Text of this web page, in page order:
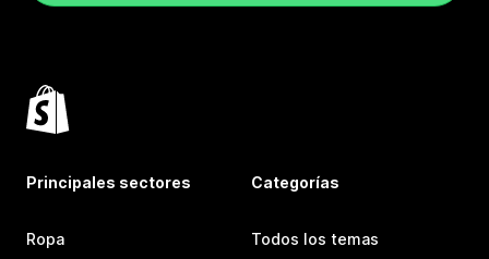
Principales sectores
Ropa
Categorías
Todos los temas